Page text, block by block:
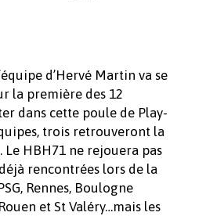
d’Hervé Martin va se
la première des 12
dans cette poule de Play-
trois retrouveront la
HBH71 ne rejouera pas
rencontrées lors de la
Rennes, Boulogne
et St Valéry…mais les